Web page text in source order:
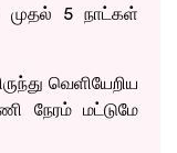
முதல் 5 நாட்கள்
வெளியேறிய
நேரம் மட்டுமே